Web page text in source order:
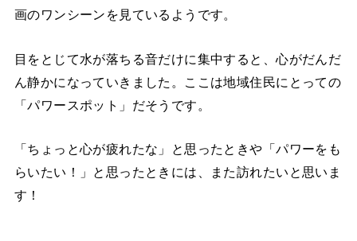
画のワンシーンを見ているようです。
目をとじて水が落ちる音だけに集中すると、心がだんだ
ん静かになっていきました。ここは地域住民にとっての
「パワースポット」だそうです。
「ちょっと心が疲れたな」と思ったときや「パワーをも
らいたい！」と思ったときには、また訪れたいと思いま
す！